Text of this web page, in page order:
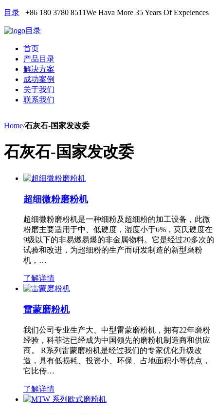
目录 +86 180 3780 8511We Hava More 35 Years Of Expeiences
目录
首页
产品目录
解决方案
成功案例
关于我们
联系我们
Home/石灰石-国家发改委
石灰石-国家发改委
超细微粉磨粉机
超细微粉磨粉机是一种细粉及超细粉的加工设备，此微
粉磨主要适用于中、低硬度，湿度小于6%，莫氏硬度在
9级以下的非易燃易爆的非金属物料。它是经过20多次的
试验和改进，为超细粉的生产而研发制造的新型磨粉
机，…
了解详情
雷蒙磨粉机
我们公司专业生产大、中型雷蒙磨粉机，拥有22年磨粉
经验，科菲达已经成为中国领先的磨粉机制造商和供应
商。 R系列雷蒙磨粉机是经过我们的专家优化升级改
造，具有低损耗、投资小、环保、占地面积小等优点，
它比传…
了解详情